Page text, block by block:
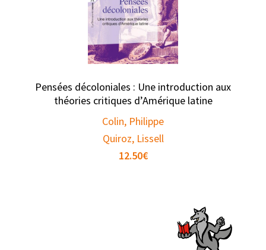
Pensées décoloniales : Une introduction aux
théories critiques d’Amérique latine
Colin, Philippe
Quiroz, Lissell
12.50€